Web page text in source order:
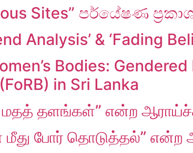
Sites” පර්යේෂණ
Analysis’ & ‘Fading
Bodies:
in Sri Lanka
மதத் தளங்கள்” என்ற
போர் தொடுத்தல்” என்ற